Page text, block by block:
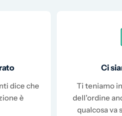
dice che
è
Ci
Ti teniamo
dell'ordine
qualcosa va